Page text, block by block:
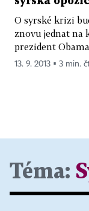
O syrské krizi
znovu jednat na
prezident
13. 9. 2013 ▪ 3 min.
Téma: